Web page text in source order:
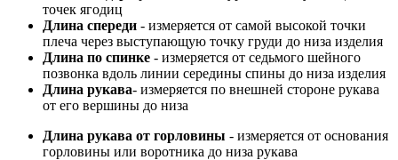
точек ягодиц
Длина спереди - измеряется от самой высокой точки
плеча через выступающую точку груди до низа изделия
Длина по спинке - измеряется от седьмого шейного
позвонка вдоль линии середины спины до низа изделия
Длина рукава- измеряется по внешней стороне рукава
от его вершины до низа
Длина рукава от горловины - измеряется от основания
горловины или воротника до низа рукава